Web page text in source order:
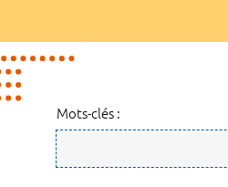
Mots-clés :